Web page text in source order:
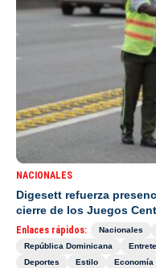
NACIONALES
Digesett refuerza
cierre de los Juegos
Enlaces rápidos: Nacionales
República Dominicana
Deportes
Estilo Economía